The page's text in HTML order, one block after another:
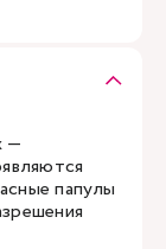
—
папулы